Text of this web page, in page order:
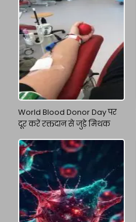
World Blood Donor Day पर
दूर करें रक्तदान से जुड़े मिथक